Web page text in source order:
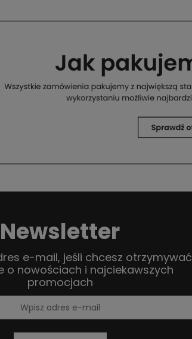
Newsletter
e-mail, jeśli chcesz otrzymywać
o nowościach i najciekawszych
promocjach